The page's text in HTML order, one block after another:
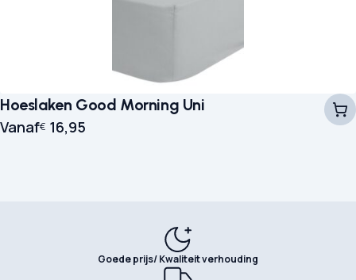
Hoeslaken Good Morning Uni
Vanaf€ 16,95
Goede prijs/ Kwaliteit verhouding